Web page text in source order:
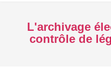
L'archivage
contrôle de